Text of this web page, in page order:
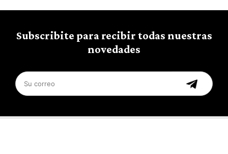
Subscribite para recibir todas nuestras
novedades